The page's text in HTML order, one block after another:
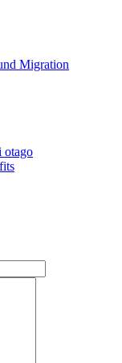
Migration
otago